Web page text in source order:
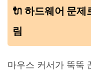
🔌 하드웨어 문제
림
마우스 커서가 뚝뚝